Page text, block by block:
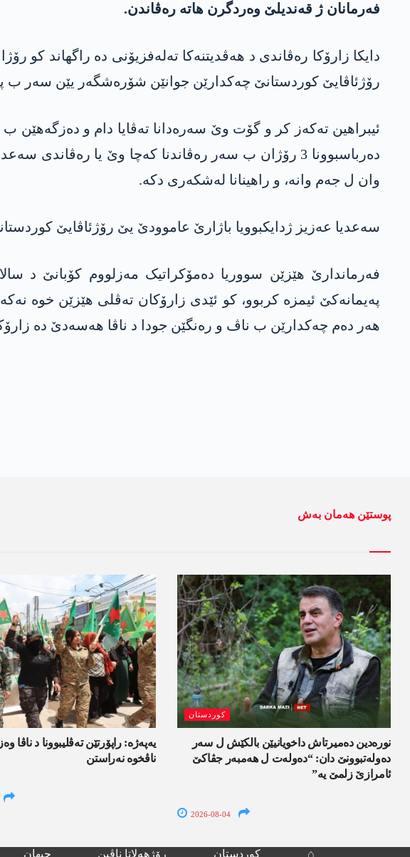
فەرمانان ژ قەندیلێ وەردگرن ھاتە رەڤاندن.
رۆژئاڤایێ کوردستانێ چەکدارێن جوانێن شۆرەشگەر یێن سەر ب پەکەکێ ڤە
ئیبراھین تەکەز کر و گۆت وێ سەرەدانا تەڤایا دام و
دەرباسبوونا 3 رۆژان ب سەر رەڤاندنا کەچا وێ یا
وان ل جەم وانە، و راھینانا لەشکەری دکە.
سەعدیا عەزیز ژدایکبوویا باژارێ عاموودێ یێ رۆژئاڤایێ کوردستانێ
پەیمانەکێ ئیمزە کربوو، کو ئێدی زارۆکان تەڤلی ھێزێن خوە
ھەر دەم چەکدارێن ب ناڤ و رەنگێن جودا د ناڤا هەسەدێ دە
پوستێن ھەمان بەش
یەپەژە: راپۆرتێن تەڤلیبوونا د ناڤا
ناڤخوە نەراستن
کوردستان
نورەدین دەمیرتاش داخویانیێن بالکێش ل سەر
دەولەتبوونێ دان: “دەولەت ل ھەمبەر جڤاکێ
ئامرازێ زلمێ یە”
2026-08-04
جیھان رۆژھەلاتا ناڤین کوردستان ⌂